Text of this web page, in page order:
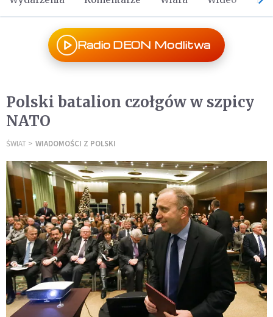
Radio DEON Modlitwa
Polski batalion czołgów w szpicy
NATO
ŚWIAT WIADOMOŚCI Z POLSKI